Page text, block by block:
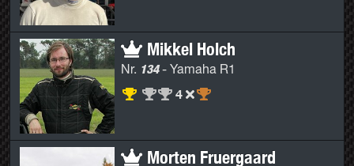
Mikkel Holch
Nr. 134- Yamaha R1
4
Morten Fruergaard